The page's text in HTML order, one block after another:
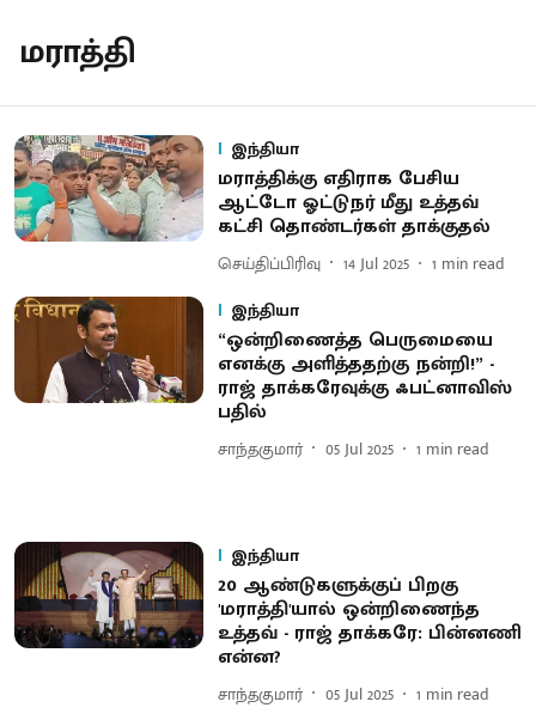
மராத்தி
இந்தியா
மராத்திக்கு எதிராக பேசிய
ஆட்டோ ஓட்டுநர் மீது உத்தவ்
கட்சி தொண்டர்கள் தாக்குதல்
செய்திப்பிரிவு 14 Jul 2025 1 min read
இந்தியா
“ஒன்றிணைத்த பெருமையை
எனக்கு அளித்ததற்கு நன்றி!” -
ராஜ் தாக்கரேவுக்கு ஃபட்னாவிஸ்
பதில்
சாந்தகுமார் 05 Jul 2025 1 min read
இந்தியா
20 ஆண்டுகளுக்குப் பிறகு
'மராத்தி'யால் ஒன்றிணைந்த
உத்தவ் - ராஜ் தாக்கரே: பின்னணி
என்ன?
சாந்தகுமார் 05 Jul 2025 1 min read